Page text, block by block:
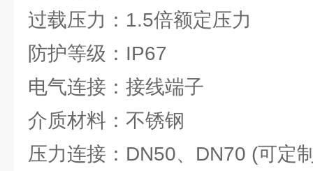
过载压力：1.5倍额定压力
防护等级：IP67
电气连接：接线端子
介质材料：不锈钢
压力连接：DN50、DN70 (可定